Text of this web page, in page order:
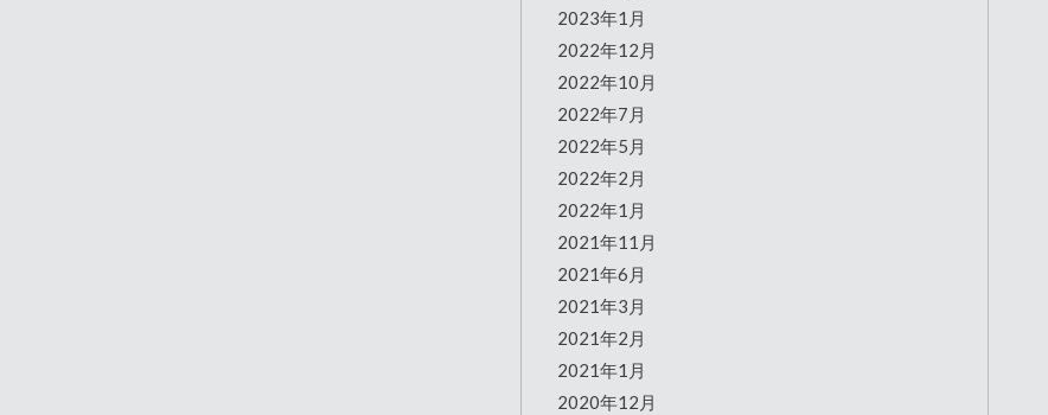
2023年1月
2022年12月
2022年10月
2022年7月
2022年5月
2022年2月
2022年1月
2021年11月
2021年6月
2021年3月
2021年2月
2021年1月
2020年12月